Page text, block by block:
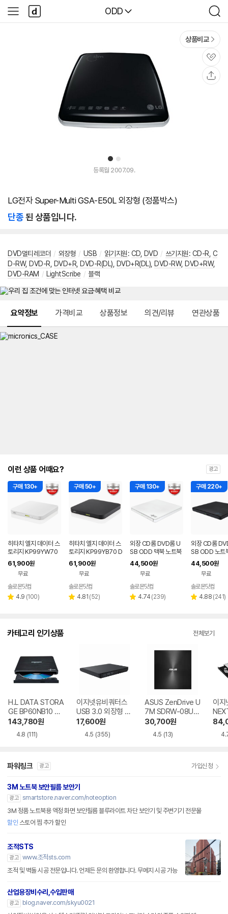
다나와
ODD
검
색
사
이
다
나
와
1 2
상품비교
관
심
등록월 2007.09.
LG전자 Super-Multi GSA-E50L 외장형 (정품박스)
단종된 상품입니다.
DVD멀티레코더 / 외장형 / USB / 읽기지원: CD, DVD / 쓰기지원: CD-R C
D-RW, DVD-R DVD+R DVD-R(DL) DVD+R(DL) DVD-RW, DVD+RW,
DVD-RAM / LightScribe / 블랙
요약정보 가격비교 상품정보 의견/리뷰 연관상품
이런 상품 어때요? 광고
구매 130+
히타치 엘지 데이터 스
토리지 KP99YW70
DVD 화이트 외장OD
D CD DVD 리핑 안드
로이드
61,900원
무료
페이
솔로몬닷컴
별 4.9 리
(100)
구매 50+
히타치 엘지 데이터 스
토리지 KP99YB70 D
VD 블랙 외장ODD C
D DVD 리핑 안드로이
61,900원
무료
페이
솔로몬닷컴
별 4.81 리
(52)
구매 130+
외장 CD롬 DVD롬 U
SB ODD 맥북 노트북
호환 화이트 히타치엘
지 GP62NW60
44,500원
무료
페이
솔로몬닷컴
별 4.74 리
(239)
구매 220+
외장 CD롬
SB ODD 노트
크탑 맥 호환
치엘지
44,500원
무료
페
솔로몬닷컴
별 4.88 리
(241)
카테고리 인기상품 전체보기
H.L DATA STORA
GE BP60NB10 블
루레이 외장ODD
143,780원
4.8 (111)
이지넷유비쿼터스
USB 3.0 외장형 D
VD-RW NEXT-20
0DVD-RW
17,600원
4.5 (355)
ASUS ZenDrive U
7M SDRW-08U7
M-U-B
30,700원
4.5 (13)
이지
BR
파워링크 광고 가입신청
3M 노트북 보안필름 보안기
광고 smartstore.naver.com/noteoption
3M 정품 노트북용 액정 화면 보안필름 블루라이트 차단 보안기 및 주변기기 전문몰
할인 스토어 찜 추가 할인
조적STS
광고 www.조적sts.com
조적 및 벽돌 시공 전문입니다. 언제든 문의 환영합니다. 무메지 시공 가능
산업용장비수리,수입판매
광고
blog.naver.com/skyu0021